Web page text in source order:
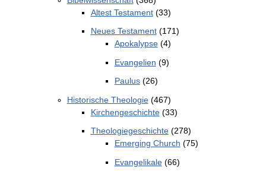
Altest Testament(33)
Neues Testament(171)
Apokalypse(4)
Evangelien (9)
Paulus(26)
Historische Theologie(467)
Kirchengeschichte(33)
Theologiegeschichte(278)
Emerging Church (75)
Evangelikale(66)